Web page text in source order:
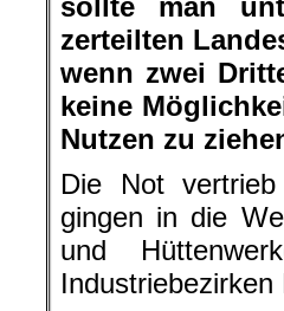
sollte man
zerteilten
wenn zwei
keine
Nutzen zu
Die Not
gingen in die
und